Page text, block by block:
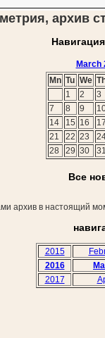
архив
March
Mn Tu We
1
2
3
7
8 9
14
15 16
21
22 23
28
29 30
Все
архив в настоящий
2015
2016
2017